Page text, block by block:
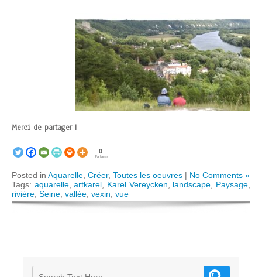
Merci de partager !
0
Partages
Posted in Aquarelle Créer, Toutes les oeuvres | No Comments »
Tags: aquarelle,artkarel Karel Vereycken landscape Paysage
rivière Seine vallée vexin vue